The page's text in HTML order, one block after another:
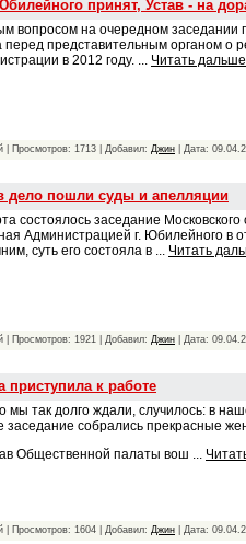
принят, Устав - на
вопросом на очередном заседании
перед представительным органом о
в 2012 году. ... Читать
| Просмотров: 1713 | Добавил: Джин | Дата:
дело пошли суды и апелляции
состоялось заседание
Администрацией г. Юбилейного в
суть его состояла в ... Читать
| Просмотров: 1921 | Добавил: Джин | Дата:
приступила к работе
мы так долго ждали, случилось: в
заседание собрались прекрасные
Общественной палаты вош ...
| Просмотров: 1604 | Добавил: Джин | Дата: